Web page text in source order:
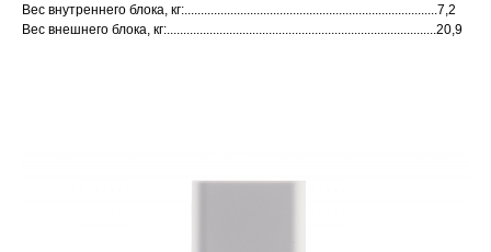
Вес внутреннего блока, кг:.............................................................................7,2
Вес внешнего блока, кг:..................................................................................20,9